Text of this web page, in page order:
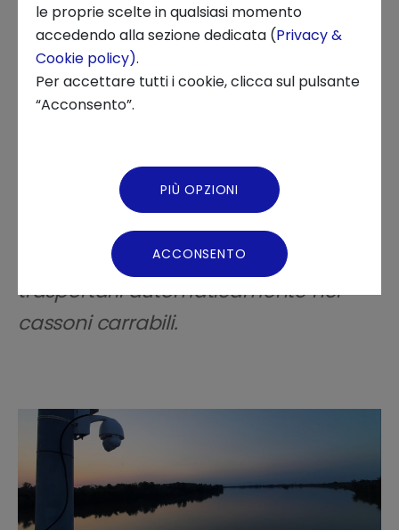
Chi siamo
News ed Eventi
INNOVATION CENTER, STARTUP DEVELOPMENT, STARTUP TALES,
STARTUP
Fondata a Firenze nel 2018, la startup
innovativa ha sviluppato due
tecnologie per monitorare il flusso di
rifiuti plastici nei corsi d’acqua e
trasportarli automaticamente nei
cassoni carrabili.
le proprie scelte in qualsiasi momento
accedendo alla sezione dedicata (Privacy &
Cookie policy).
Per accettare tutti i cookie, clicca sul pulsante
“Acconsento”.
PIÙ OPZIONI
ACCONSENTO